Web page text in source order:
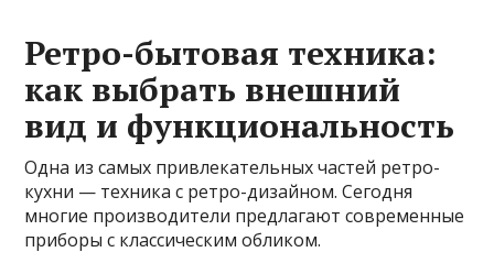
Ретро-бытовая техника:
как выбрать внешний
вид и функциональность
Одна из самых привлекательных частей ретро-
кухни — техника с ретро-дизайном. Сегодня
многие производители предлагают современные
приборы с классическим обликом.